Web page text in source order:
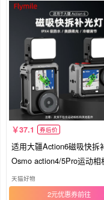
37.1 券后价
适用大疆Action6磁吸快拆
Osmo action4/5Pro运动相
便携式打光灯街拍手柄套
柔光灯配件
天猫好物
2元优惠券